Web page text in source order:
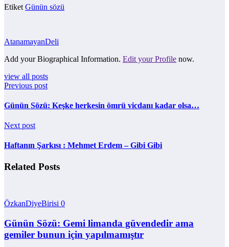
Etiket Günün sözü
AtanamayanDeli
Add your Biographical Information. Edit your Profile now.
view all posts
Previous post
Günün Sözü: Keşke herkesin ömrü vicdanı kadar olsa…
Next post
Haftanın Şarkısı : Mehmet Erdem – Gibi Gibi
Related Posts
ÖzkanDiyeBirisi 0
Günün Sözü: Gemi limanda güvendedir ama
gemiler bunun için yapılmamıştır